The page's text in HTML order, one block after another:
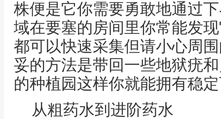
株便是它你需要勇敢地通过
域在要塞的房间里你常能发
都可以快速采集但请小心周
妥的方法是带回一些地狱疣
的种植园这样你就能拥有稳
从粗药水到进阶药水